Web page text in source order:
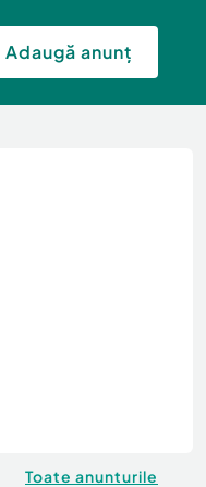
Adaugă anunț
Toate anunturile